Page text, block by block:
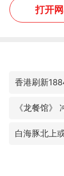
打开
《龙餐馆》